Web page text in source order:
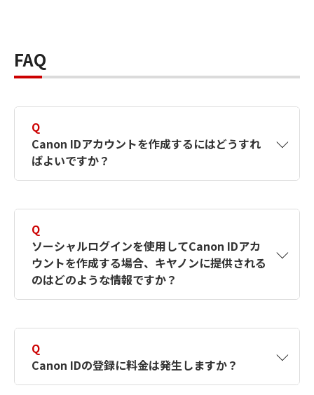
FAQ
Q
Canon IDアカウントを作成するにはどうすれ
ばよいですか？
す。詳しい作成方法は【カメラ】Canon IDとは
何ですか？Canon IDの作成方法は？をご確認く
ださい。
Q
ソーシャルログインを使用してCanon IDアカ
ウントを作成する場合、キヤノンに提供される
のはどのような情報ですか？
択したサービスから取得します。アカウントを
簡単に作成できるように、この情報を使用して
Canon IDの登録フォームを入力します。
Q
Canon IDの登録に料金は発生しますか？